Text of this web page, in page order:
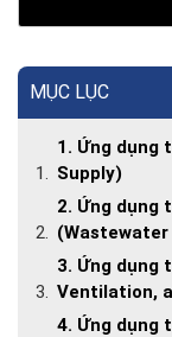
MỤC LỤC
1. Ứng dụng
Supply)
2. Ứng dụng
3. Ứng dụng
Ventilation,
4. Ứng dụng